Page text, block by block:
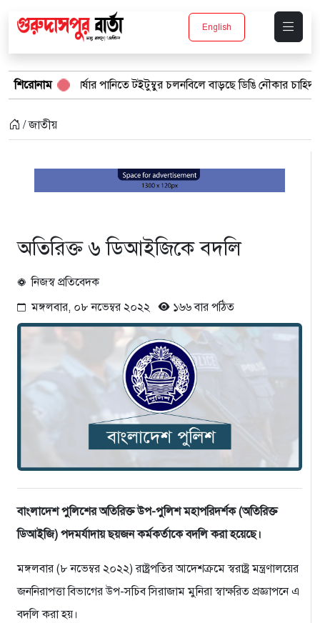
English
শিরোনাম
বর্ষার পানিতে টইটুম্বুর চলনবিলে বাড়ছে ডিঙি নৌকার চাহিদা
/ জাতীয়
অতিরিক্ত ৬ ডিআইজিকে বদলি
নিজস্ব প্রতিবেদক
মঙ্গলবার, ০৮ নভেম্বর ২০২২
১৬৬ বার পঠিত
বাংলাদেশ পুলিশের অতিরিক্ত উপ-পুলিশ মহাপরিদর্শক (অতিরিক্ত
ডিআইজি) পদমর্যাদায় ছয়জন কর্মকর্তাকে বদলি করা হয়েছে।
মঙ্গলবার (৮ নভেম্বর ২০২২) রাষ্ট্রপতির আদেশক্রমে স্বরাষ্ট্র মন্ত্রণালয়ের
জননিরাপত্তা বিভাগের উপ-সচিব সিরাজাম মুনিরা স্বাক্ষরিত প্রজ্ঞাপনে এ
বদলি করা হয়।